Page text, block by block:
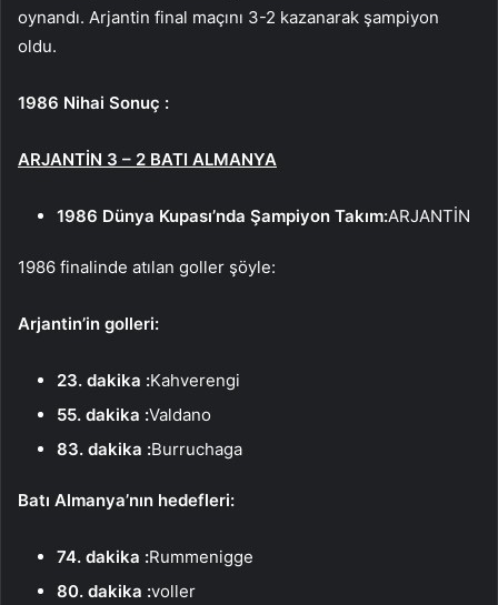
oynandı. Arjantin final maçını 3-2 kazanarak şampiyon
oldu.
1986 Nihai Sonuç :
ARJANTİN 3 – 2 BATI ALMANYA
1986 Dünya Kupası’nda Şampiyon Takım:ARJANTİN
1986 finalinde atılan goller şöyle:
Arjantin’in golleri:
23. dakika :Kahverengi
55. dakika :Valdano
83. dakika :Burruchaga
Batı Almanya’nın hedefleri:
74. dakika :Rummenigge
80. dakika :voller